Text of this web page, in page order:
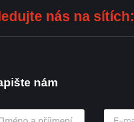
nás na sítích:
nám